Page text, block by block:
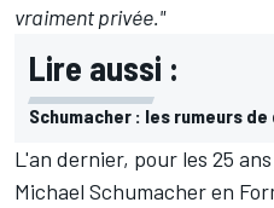
vraiment privée."
Lire aussi :
Schumacher : les rumeurs
L'an dernier, pour les 25
Michael Schumacher en